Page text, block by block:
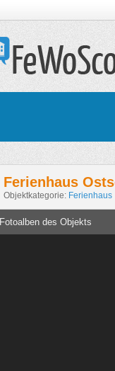
Ferienhaus
Objektkategorie: Ferienhaus
Fotoalben des Objekts